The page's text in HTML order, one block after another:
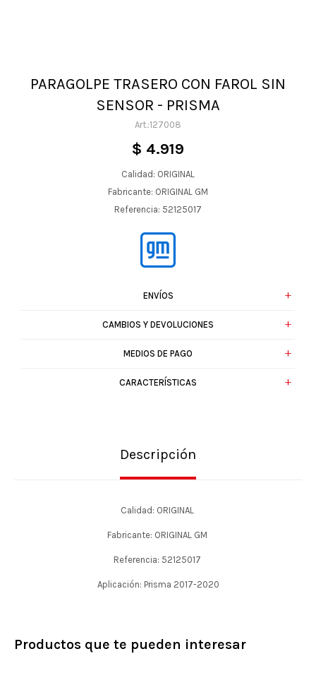
PARAGOLPE TRASERO CON FAROL SIN
SENSOR - PRISMA
127008
$ 4.919
Calidad: ORIGINAL
Fabricante: ORIGINAL GM
Referencia: 52125017
ENVÍOS
CAMBIOS Y DEVOLUCIONES
MEDIOS DE PAGO
CARACTERÍSTICAS
Descripción
Calidad: ORIGINAL
Fabricante: ORIGINAL GM
Referencia: 52125017
Aplicación: Prisma 2017-2020
Productos que te pueden interesar